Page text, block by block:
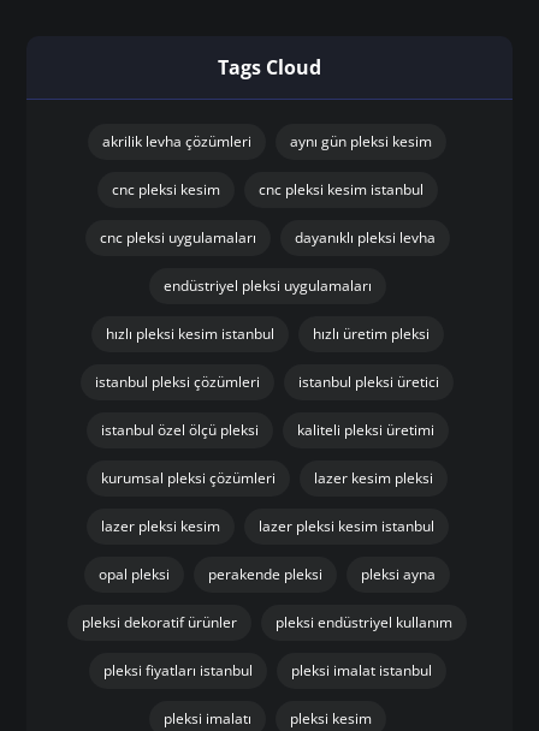
Tags Cloud
akrilik levha çözümleri aynı gün pleksi kesim
cnc pleksi kesim cnc pleksi kesim istanbul
cnc pleksi uygulamaları dayanıklı pleksi levha
endüstriyel pleksi uygulamaları
hızlı pleksi kesim istanbul hızlı üretim pleksi
istanbul pleksi çözümleri istanbul pleksi üretici
istanbul özel ölçü pleksi kaliteli pleksi üretimi
kurumsal pleksi çözümleri lazer kesim pleksi
lazer pleksi kesim lazer pleksi kesim istanbul
opal pleksi perakende pleksi pleksi ayna
pleksi dekoratif ürünler pleksi endüstriyel kullanım
pleksi fiyatları istanbul pleksi imalat istanbul
pleksi imalatı pleksi kesim